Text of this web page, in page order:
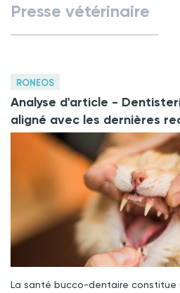
Presse vétérinaire
RONEOS
Analyse d'article -
aligné avec les dernières
La santé bucco-dentaire constitue